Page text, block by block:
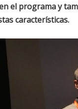
el programa y
características.